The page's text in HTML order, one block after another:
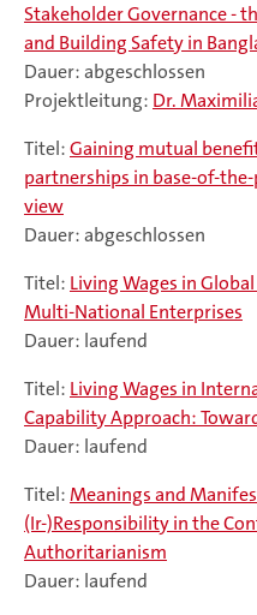
Stakeholder Governance -
and Building Safety in
Dauer: abgeschlossen
Projektleitung: Dr.
Titel:Gaining mutual
partnerships in base-of-
view
Dauer: abgeschlossen
Titel: Living Wages in
Multi-National Enterprises
Dauer: laufend
Titel: Living Wages in
Capability Approach:
Dauer: laufend
Titel:Meanings and
(Ir-)Responsibility in the
Authoritarianism
Dauer: laufend